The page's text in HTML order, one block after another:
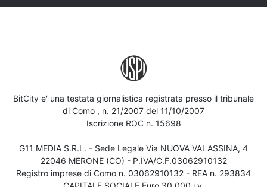
BitCity e' una testata giornalistica registrata presso il tribunale
di Como , n. 21/2007 del 11/10/2007
Iscrizione ROC n. 15698
G11 MEDIA S.R.L. - Sede Legale Via NUOVA VALASSINA, 4
22046 MERONE (CO) - P.IVA/C.F.03062910132
Registro imprese di Como n. 03062910132 - REA n. 293834